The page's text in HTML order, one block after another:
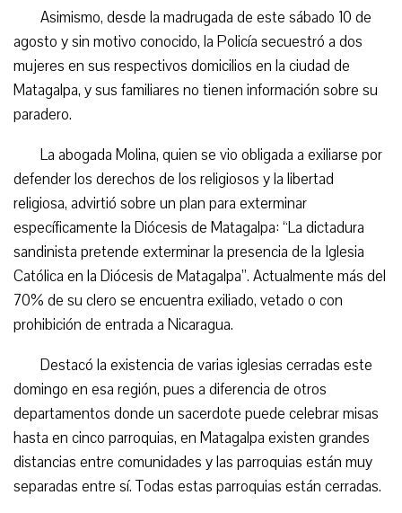
Asimismo, desde la madrugada de este sábado 10 de
agosto y sin motivo conocido, la Policía secuestró a dos
mujeres en sus respectivos domicilios en la ciudad de
Matagalpa, y sus familiares no tienen información sobre su
paradero.
La abogada Molina, quien se vio obligada a exiliarse por
defender los derechos de los religiosos y la libertad
religiosa, advirtió sobre un plan para exterminar
específicamente la Diócesis de Matagalpa: “La dictadura
sandinista pretende exterminar la presencia de la Iglesia
Católica en la Diócesis de Matagalpa”. Actualmente más del
70% de su clero se encuentra exiliado, vetado o con
prohibición de entrada a Nicaragua.
Destacó la existencia de varias iglesias cerradas este
domingo en esa región, pues a diferencia de otros
departamentos donde un sacerdote puede celebrar misas
hasta en cinco parroquias, en Matagalpa existen grandes
distancias entre comunidades y las parroquias están muy
separadas entre sí. Todas estas parroquias están cerradas.